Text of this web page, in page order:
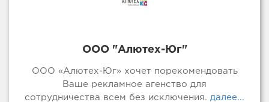
ООО "Алютех-Юг"
ООО «Алютех-Юг» хочет порекомендовать
Ваше рекламное агенство для
сотрудничества всем без исключения.
далее...